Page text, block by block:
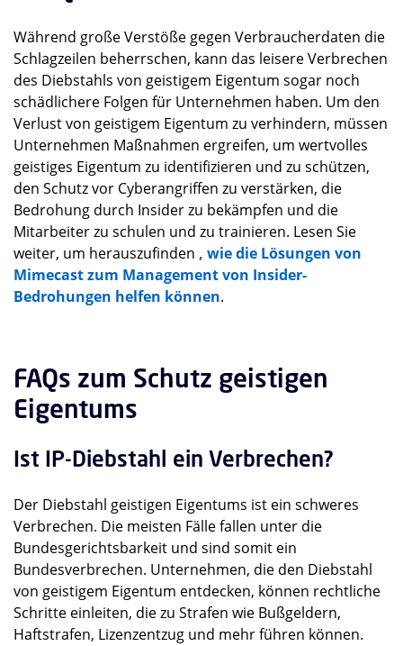
Während große Verstöße gegen Verbraucherdaten die
Schlagzeilen beherrschen, kann das leisere Verbrechen
des Diebstahls von geistigem Eigentum sogar noch
schädlichere Folgen für Unternehmen haben. Um den
Verlust von geistigem Eigentum zu verhindern, müssen
Unternehmen Maßnahmen ergreifen, um wertvolles
geistiges Eigentum zu identifizieren und zu schützen,
den Schutz vor Cyberangriffen zu verstärken, die
Bedrohung durch Insider zu bekämpfen und die
Mitarbeiter zu schulen und zu trainieren. Lesen Sie
weiter, um herauszufinden , wie die Lösungen von
Mimecast zum Management von Insider-
Bedrohungen helfen können.
FAQs zum Schutz geistigen
Eigentums
Ist IP-Diebstahl ein Verbrechen?
Der Diebstahl geistigen Eigentums ist ein schweres
Verbrechen. Die meisten Fälle fallen unter die
Bundesgerichtsbarkeit und sind somit ein
Bundesverbrechen. Unternehmen, die den Diebstahl
von geistigem Eigentum entdecken, können rechtliche
Schritte einleiten, die zu Strafen wie Bußgeldern,
Haftstrafen, Lizenzentzug und mehr führen können.